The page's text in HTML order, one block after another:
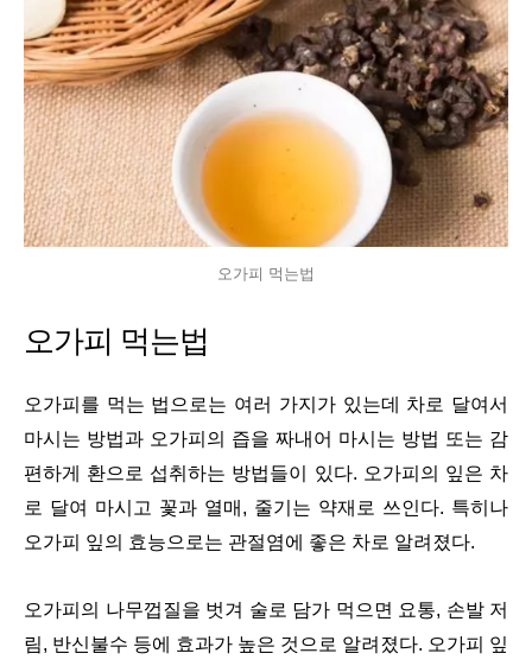
오가피 먹는법
오가피 먹는법
오가피를 먹는 법으로는 여러 가지가 있는데 차로 달여서
마시는 방법과 오가피의 즙을 짜내어 마시는 방법 또는 감
편하게 환으로 섭취하는 방법들이 있다. 오가피의 잎은 차
로 달여 마시고 꽃과 열매, 줄기는 약재로 쓰인다. 특히나
오가피 잎의 효능으로는 관절염에 좋은 차로 알려졌다.
오가피의 나무껍질을 벗겨 술로 담가 먹으면 요통, 손발 저
림, 반신불수 등에 효과가 높은 것으로 알려졌다. 오가피 잎